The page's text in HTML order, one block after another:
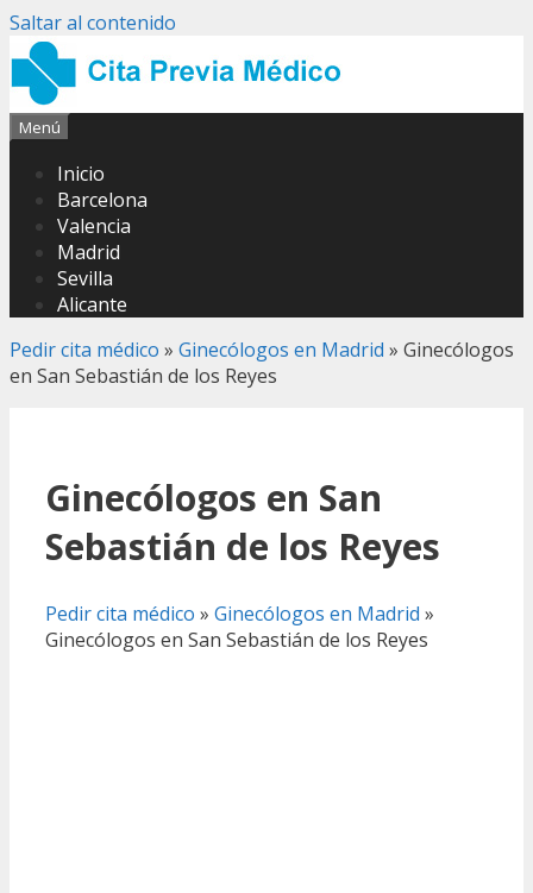
Saltar al contenido
Menú
Inicio
Barcelona
Valencia
Madrid
Sevilla
Alicante
Pedir cita médico » Ginecólogos en Madrid » Ginecólogos
en San Sebastián de los Reyes
Ginecólogos en San
Sebastián de los Reyes
Pedir cita médico » Ginecólogos en Madrid »
Ginecólogos en San Sebastián de los Reyes